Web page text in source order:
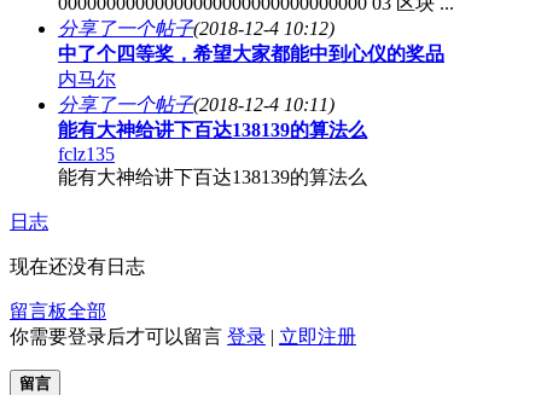
分享了一个帖子(2018-12-4 10:12)
中了个四等奖，希望大家都能中到心仪的奖品
内马尔
分享了一个帖子(2018-12-4 10:11)
能有大神给讲下百达138139的算法么
fclz135
能有大神给讲下百达138139的算法么
日志
现在还没有日志
留言板全部
你需要登录后才可以留言 登录 | 立即注册
留言